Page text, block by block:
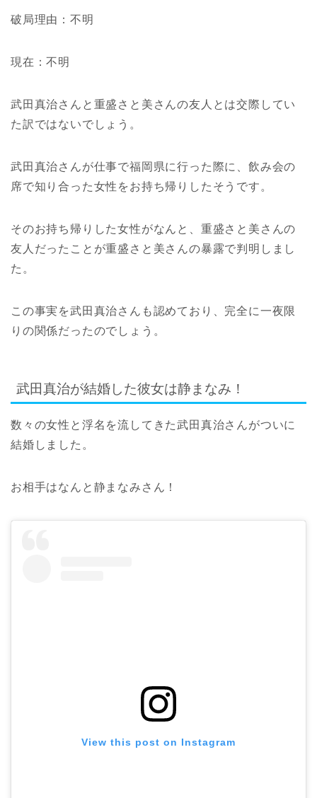
破局理由：不明
現在：不明
武田真治さんと重盛さと美さんの友人とは交際してい
た訳ではないでしょう。
武田真治さんが仕事で福岡県に行った際に、飲み会の
席で知り合った女性をお持ち帰りしたそうです。
そのお持ち帰りした女性がなんと、重盛さと美さんの
友人だったことが重盛さと美さんの暴露で判明しまし
た。
この事実を武田真治さんも認めており、完全に一夜限
りの関係だったのでしょう。
武田真治が結婚した彼女は静まなみ！
数々の女性と浮名を流してきた武田真治さんがついに
結婚しました。
お相手はなんと静まなみさん！
View this post on Instagram